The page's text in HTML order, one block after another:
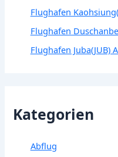
Flughafen
Flughafen
Flughafen Juba(JUB)
Kategorien
Abflug